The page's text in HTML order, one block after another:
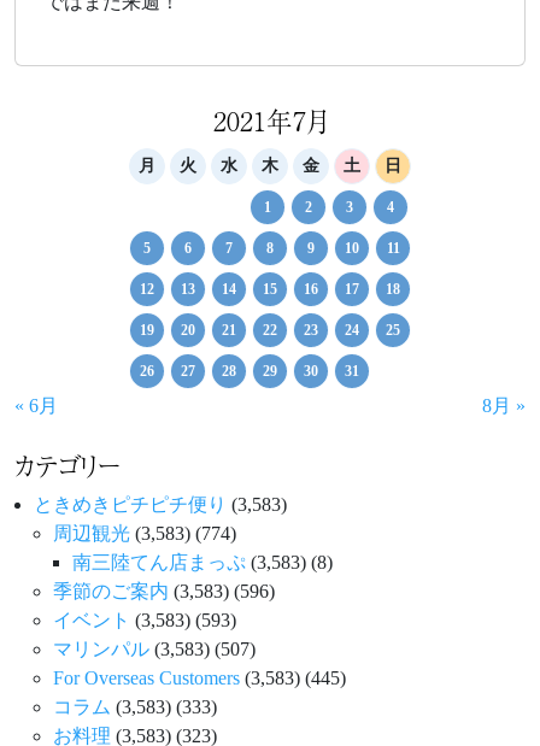
2021年7月
月 火 水 木 金 土 日
1 2 3 4
5 6 7 8 9 10 11
12 13 14 15 16 17 18
19 20 21 22 23 24 25
26 27 28 29 30 31
« 6月 8月 »
カテゴリー
ときめきピチピチ便り (3,583)
周辺観光 (3,583) (774)
南三陸てん店まっぷ (3,583) (8)
季節のご案内 (3,583) (596)
イベント (3,583) (593)
マリンパル (3,583) (507)
For Overseas Customers (3,583) (445)
コラム (3,583) (333)
お料理 (3,583) (323)